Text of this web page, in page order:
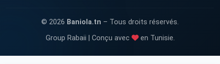
© 2026 Baniola.tn – Tous droits réservés.
Group Rabaii | Conçu avec
en Tunisie.